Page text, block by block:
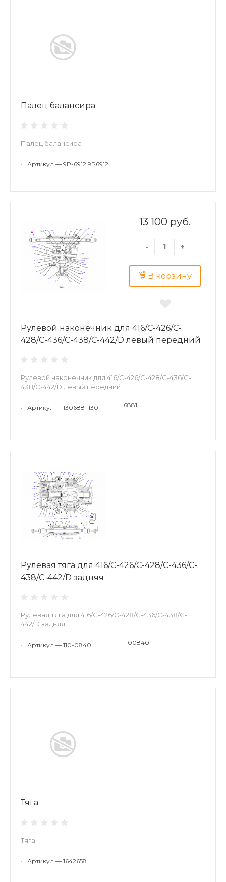
Палец балансира
Палец балансира
• Артикул — 9P-6912 9P6912
13 100 руб.
- +
В корзину
Рулевой наконечник для 416/C-426/C-
428/C-436/C-438/C-442/D левый передний
Рулевой наконечник для 416/C-426/C-428/C-436/C-
438/C-442/D левый передний
• Артикул — 1306881 130- 6881
Рулевая тяга для 416/C-426/C-428/C-436/C-
438/C-442/D задняя
Рулевая тяга для 416/C-426/C-428/C-436/C-438/C-
442/D задняя
• Артикул — 110-0840 1100840
Тяга
Тяга
• Артикул — 1642658